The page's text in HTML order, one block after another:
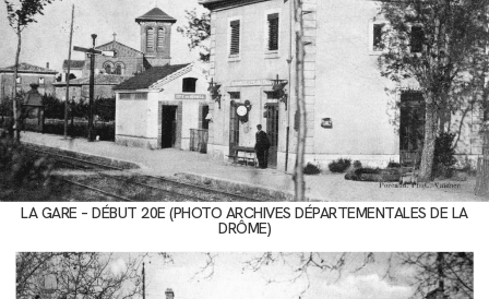
LA GARE – DÉBUT 20E (PHOTO ARCHIVES DÉPARTEMENTALES DE LA
DRÔME)